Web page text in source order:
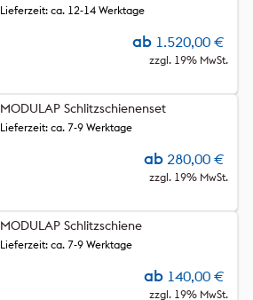
Lieferzeit: ca. 12-14 Werktage
ab 1.520,00 €
zzgl. 19% MwSt.
MODULAP Schlitzschienenset
Lieferzeit: ca. 7-9 Werktage
ab 280,00 €
zzgl. 19% MwSt.
MODULAP Schlitzschiene
Lieferzeit: ca. 7-9 Werktage
ab 140,00 €
zzgl. 19% MwSt.